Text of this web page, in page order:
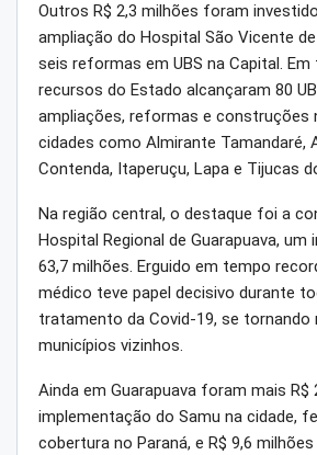
Outros R$ 2,3 milhões foram
ampliação do Hospital São Vicente
seis reformas em UBS na Capital. Em
recursos do Estado alcançaram 80
ampliações, reformas e construções
cidades como Almirante Tamandaré,
Contenda, Itaperuçu, Lapa e Tijucas
Na região central, o destaque foi a
Hospital Regional de Guarapuava, um
63,7 milhões. Erguido em tempo
médico teve papel decisivo durante
tratamento da Covid-19, se tornando
municípios vizinhos.
Ainda em Guarapuava foram mais R$
implementação do Samu na cidade,
cobertura no Paraná, e R$ 9,6